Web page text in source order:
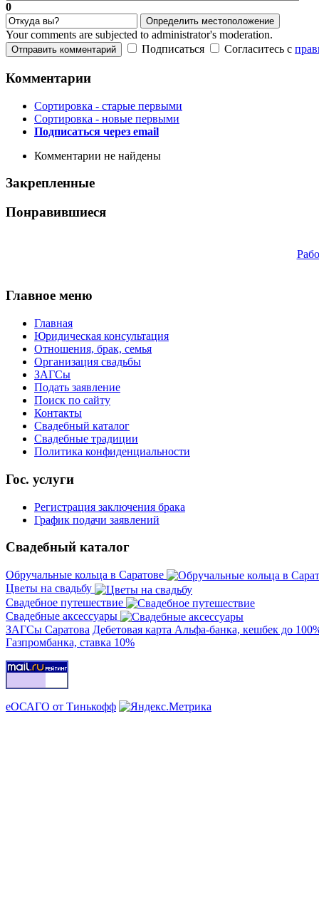
0
Определить местоположение
Your comments are subjected to administrator's moderation.
Отправить комментарий Подписаться Согласитесь с
Комментарии
Сортировка - старые первыми
Сортировка - новые первыми
Подписаться через email
Комментарии не найдены
Закрепленные
Понравившиеся
Главное меню
Главная
Юридическая консультация
Отношения, брак, семья
Организация свадьбы
ЗАГСы
Подать заявление
Поиск по сайту
Контакты
Свадебный каталог
Свадебные традиции
Политика конфиденциальности
Гос. услуги
Регистрация заключения брака
График подачи заявлений
Свадебный каталог
Обручальные кольца в Саратове
Цветы на свадьбу
Свадебное путешествие
Свадебные аксессуары
ЗАГСы Саратова Дебетовая карта Альфа-банка, кешбек до
Газпромбанка, ставка 10%
еОСАГО от Тинькофф